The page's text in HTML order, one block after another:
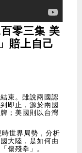
零三集 美
賠上自己
束。雖說兩國認
即止，源於兩國
；美國則以台灣
時世界局勢，分析
大陸，是如何由
傷殘拳」。